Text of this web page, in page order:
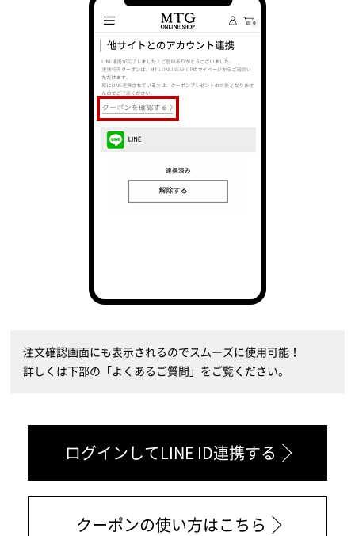
注文確認画面にも表示されるのでスムーズに使用可能！
詳しくは下部の「よくあるご質問」をご覧ください。
ログインしてLINE ID連携する
クーポンの使い方はこちら